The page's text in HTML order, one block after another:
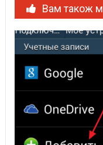
Вам також